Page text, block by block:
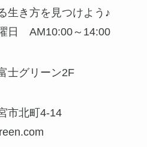
生き方を見つけよう♪
日 AM10:00～14:00
グリーン2F
町4-14